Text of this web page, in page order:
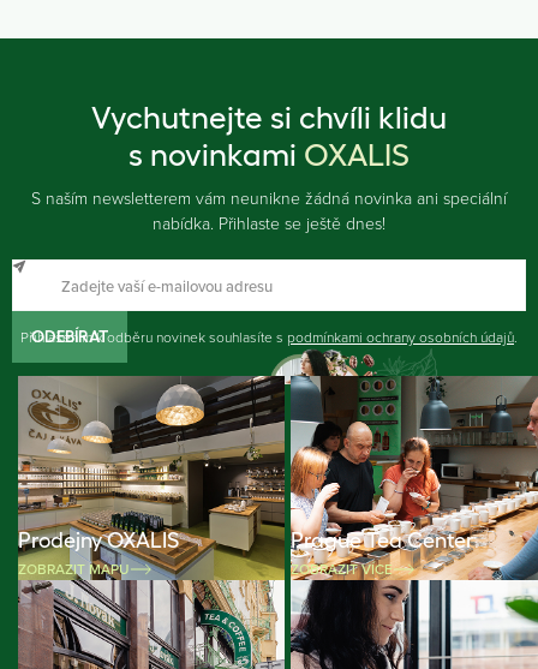
Vychutnejte si chvíli klidu
s novinkami OXALIS
S naším newsletterem vám neunikne žádná novinka ani speciální
nabídka. Přihlaste se ještě dnes!
ODEBÍRAT
Přihlášením k odběru novinek souhlasíte s podmínkami ochrany osobních údajů.
Prodejny OXALIS
ZOBRAZIT MAPU
Prague Tea Center
ZOBRAZIT VÍCE